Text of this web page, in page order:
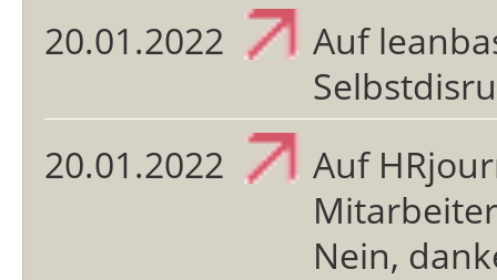
20.01.2022
Auf
20.01.2022
Auf
Nein,